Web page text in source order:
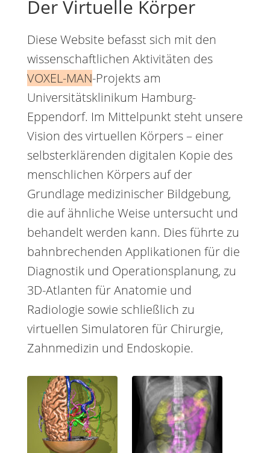
Der Virtuelle Körper
Diese Website befasst sich mit den
wissenschaftlichen Aktivitäten des
VOXEL-MAN-Projekts am
Universitätsklinikum Hamburg-
Eppendorf. Im Mittelpunkt steht unsere
Vision des virtuellen Körpers – einer
selbsterklärenden digitalen Kopie des
menschlichen Körpers auf der
Grundlage medizinischer Bildgebung,
die auf ähnliche Weise untersucht und
behandelt werden kann. Dies führte zu
bahnbrechenden Applikationen für die
Diagnostik und Operationsplanung, zu
3D-Atlanten für Anatomie und
Radiologie sowie schließlich zu
virtuellen Simulatoren für Chirurgie,
Zahnmedizin und Endoskopie.